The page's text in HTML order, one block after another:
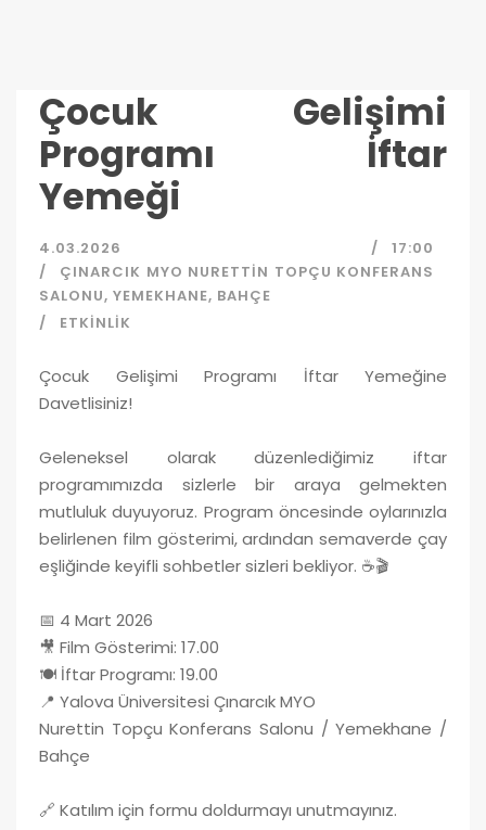
Çocuk Gelişimi
Programı İftar
Yemeği
4.03.2026
17:00
ÇINARCIK MYO NURETTIN TOPÇU KONFERANS
SALONU, YEMEKHANE, BAHÇE
ETKINLIK
Çocuk Gelişimi Programı İftar Yemeğine
Davetlisiniz!
Geleneksel olarak düzenlediğimiz iftar
programımızda sizlerle bir araya gelmekten
mutluluk duyuyoruz. Program öncesinde oylarınızla
belirlenen film gösterimi, ardından semaverde çay
eşliğinde keyifli sohbetler sizleri bekliyor. ☕🎬
📅 4 Mart 2026
🎥 Film Gösterimi: 17.00
🍽️ İftar Programı: 19.00
📍 Yalova Üniversitesi Çınarcık MYO
Nurettin Topçu Konferans Salonu / Yemekhane /
Bahçe
🔗 Katılım için formu doldurmayı unutmayınız.